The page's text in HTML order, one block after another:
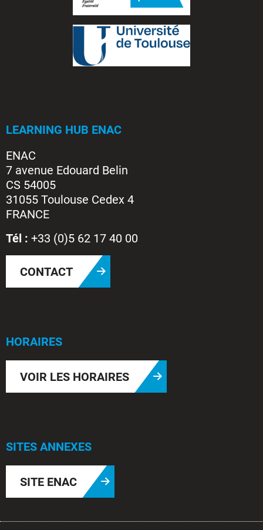
LEARNING HUB ENAC
ENAC
7 avenue Edouard Belin
CS 54005
31055 Toulouse Cedex 4
FRANCE
Tél : +33 (0)5 62 17 40 00
CONTACT
HORAIRES
VOIR LES HORAIRES
SITES ANNEXES
SITE ENAC